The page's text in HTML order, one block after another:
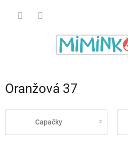
Oranžová 37
Capačky